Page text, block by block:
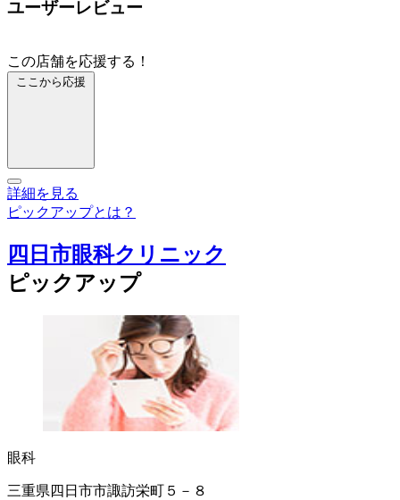
ユーザーレビュー
この店舗を応援する！
ここから応援
詳細を見る
ピックアップとは？
四日市眼科クリニック
ピックアップ
眼科
三重県四日市市諏訪栄町５－８